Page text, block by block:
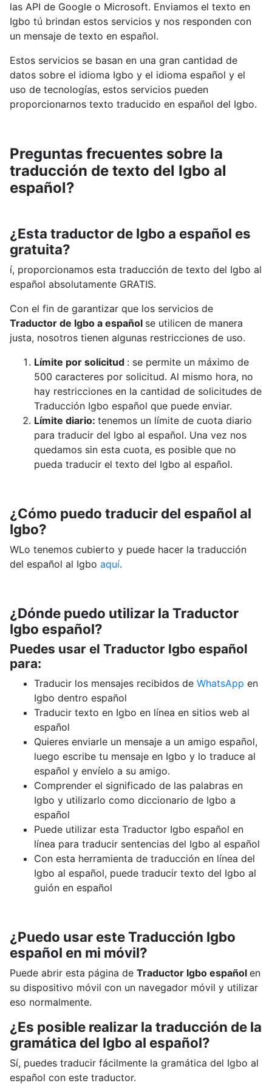
las API de Google o Microsoft. Enviamos el texto en
Igbo tú brindan estos servicios y nos responden con
un mensaje de texto en español.
Estos servicios se basan en una gran cantidad de
datos sobre el idioma Igbo y el idioma español y el
uso de tecnologías, estos servicios pueden
proporcionarnos texto traducido en español del Igbo.
Preguntas frecuentes sobre la
traducción de texto del Igbo al
español?
¿Esta traductor de Igbo a español es
gratuita?
í, proporcionamos esta traducción de texto del Igbo al
español absolutamente GRATIS.
Con el fin de garantizar que los servicios de
Traductor de Igbo a español se utilicen de manera
justa, nosotros tienen algunas restricciones de uso.
Límite por solicitud : se permite un máximo de
500 caracteres por solicitud. Al mismo hora, no
hay restricciones en la cantidad de solicitudes de
Traducción Igbo español que puede enviar.
Límite diario: tenemos un límite de cuota diario
para traducir del Igbo al español. Una vez nos
quedamos sin esta cuota, es posible que no
pueda traducir el texto del Igbo al español.
¿Cómo puedo traducir del español al
Igbo?
WLo tenemos cubierto y puede hacer la traducción
del español al Igbo aquí.
¿Dónde puedo utilizar la Traductor
Igbo español?
Puedes usar el Traductor Igbo español
para:
Traducir los mensajes recibidos de WhatsApp en
Igbo dentro español
Traducir texto en Igbo en línea en sitios web al
español
Quieres enviarle un mensaje a un amigo español,
luego escribe tu mensaje en Igbo y lo traduce al
español y envíelo a su amigo.
Comprender el significado de las palabras en
Igbo y utilizarlo como diccionario de Igbo a
español
Puede utilizar esta Traductor Igbo español en
línea para traducir sentencias del Igbo al español
Con esta herramienta de traducción en línea del
Igbo al español, puede traducir texto del Igbo al
guión en español
¿Puedo usar este Traducción Igbo
español en mi móvil?
Puede abrir esta página de Traductor Igbo español en
su dispositivo móvil con un navegador móvil y utilizar
eso normalmente.
¿Es posible realizar la traducción de la
gramática del Igbo al español?
Sí, puedes traducir fácilmente la gramática del Igbo al
español con este traductor.